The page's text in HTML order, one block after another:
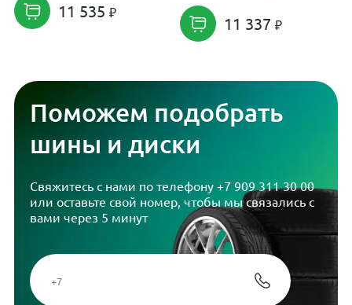
11 535
11 337
Поможем подобрать
шины и диски
Свяжитесь с нами по телефону +7 909 311 30 00
или оставьте свой номер, чтобы мы связались с
вами через 5 минут